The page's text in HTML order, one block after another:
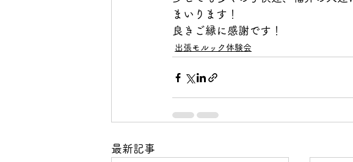
まいります！
良きご縁に感謝です！
出張モルック体験会
最新記事